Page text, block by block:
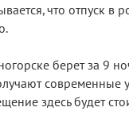
что отпуск в
берет за 9
современные
здесь будет